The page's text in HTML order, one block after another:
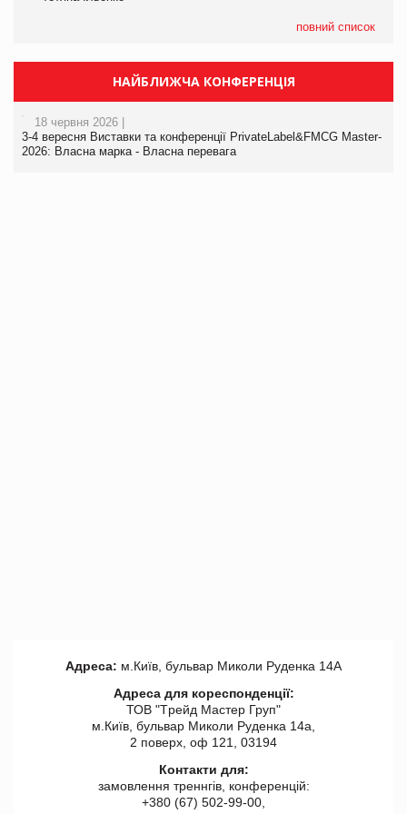
повний список
НАЙБЛИЖЧА КОНФЕРЕНЦІЯ
18 червня 2026 |
3-4 вересня Виставки та конференції PrivateLabel&FMCG Master-
2026: Власна марка - Власна перевага
Адреса: м.Київ, бульвар Миколи Руденка 14А
Адреса для кореспонденції:
ТОВ "Tрейд Мастер Груп"
м.Київ, бульвар Миколи Руденка 14а,
2 поверх, оф 121, 03194
Контакти для:
замовлення треннгів, конференцій:
+380 (67) 502-99-00,